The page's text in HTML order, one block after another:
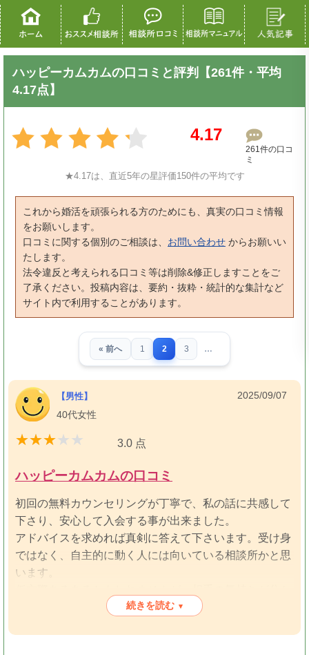
ハッピーカムカムの口コミと評判【261件・平均
4.17点】
4.17
261件の口コ
ミ
★4.17は、直近5年の星評価150件の平均です
これから婚活を頑張られる方のためにも、真実の口コミ情報
をお願いします。
口コミに関する個別のご相談は、 お問い合わせ からお願いい
たします。
法令違反と考えられる口コミ等は削除&修正しますことをご
了承ください。投稿内容は、要約・抜粋・統計的な集計など
サイト内で利用することがあります。
« 前へ 1 2 3 …
【男性】
40代女性
2025/09/07
3.0 点
ハッピーカムカムの口コミ
初回の無料カウンセリングが丁寧で、私の話に共感して
下さり、安心して入会する事が出来ました。
アドバイスを求めれば真剣に答えて下さいます。受け身
ではなく、自主的に動く人には向いている相談所かと思
います。
らなくてモヤモヤ、断られるかもとザワザワしている
続きを読む ▾